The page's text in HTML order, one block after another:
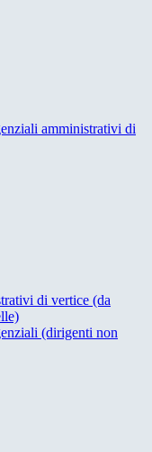
amministrativi di
di vertice (da
(dirigenti non